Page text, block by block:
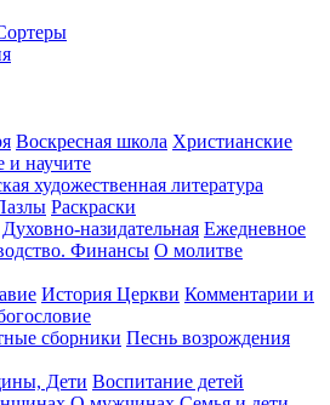
Воскресная школа Христианские
и научите
художественная литература
Раскраски
Духовно-назидательная Ежедневное
Финансы О молитве
История Церкви Комментарии и
сборники Песнь возрождения
Дети Воспитание детей